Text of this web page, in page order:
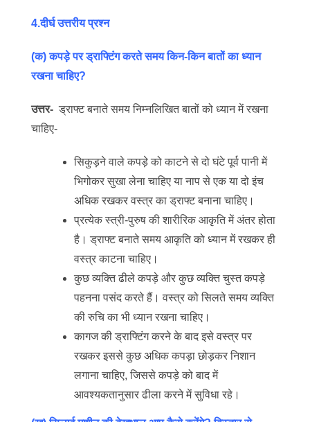
4.दीर्घ उत्तरीय प्रश्न
(क) कपड़े पर ड्राफ्टिंग करते समय किन-किन बातों का ध्यान
रखना चाहिए?
उत्तर- ड्राफ्ट बनाते समय निम्नलिखित बातों को ध्यान में रखना
चाहिए-
सिकुड़ने वाले कपड़े को काटने से दो घंटे पूर्व पानी में
भिगोकर सुखा लेना चाहिए या नाप से एक या दो इंच
अधिक रखकर वस्त्र का ड्राफ्ट बनाना चाहिए।
प्रत्येक स्त्री-पुरुष की शारीरिक आकृति में अंतर होता
है। ड्राफ्ट बनाते समय आकृति को ध्यान में रखकर ही
वस्त्र काटना चाहिए।
कुछ व्यक्ति ढीले कपड़े और कुछ व्यक्ति चुस्त कपड़े
पहनना पसंद करते हैं। वस्त्र को सिलते समय व्यक्ति
की रुचि का भी ध्यान रखना चाहिए।
कागज की ड्राफ्टिंग करने के बाद इसे वस्त्र पर
रखकर इससे कुछ अधिक कपड़ा छोड़कर निशान
लगाना चाहिए, जिससे कपड़े को बाद में
आवश्यकतानुसार ढीला करने में सुविधा रहे।